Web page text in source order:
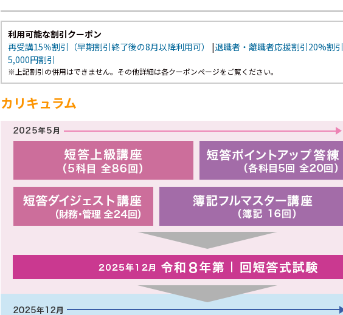
利用可能な割引クーポン
再受講15％割引（早期割引終了後の8月以降利用可）
|退職者・離職者応援割引20%割引
5,000円割引
※上記割引の併用はできません。その他詳細は各クーポンページをご覧ください。
カリキュラム